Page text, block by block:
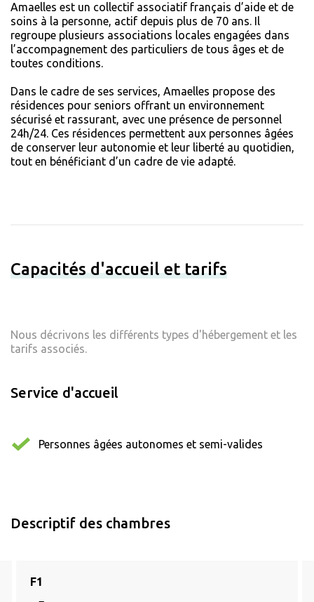
Amaelles est un collectif associatif français d’aide et de
soins à la personne, actif depuis plus de 70 ans. Il
regroupe plusieurs associations locales engagées dans
l’accompagnement des particuliers de tous âges et de
toutes conditions.
Dans le cadre de ses services, Amaelles propose des
résidences pour seniors offrant un environnement
sécurisé et rassurant, avec une présence de personnel
24h/24. Ces résidences permettent aux personnes âgées
de conserver leur autonomie et leur liberté au quotidien,
tout en bénéficiant d’un cadre de vie adapté.
Capacités d'accueil et tarifs
Nous décrivons les différents types d'hébergement et les
tarifs associés.
Service d'accueil
Personnes âgées autonomes et semi-valides
Descriptif des chambres
F1